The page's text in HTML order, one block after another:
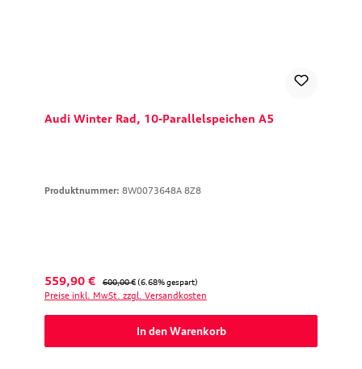
Audi Winter Rad, 10-Parallelspeichen A5
Produktnummer: 8W0073648A 8Z8
Verkaufspreis:
559,90 € Regulärer Preis:
600,00 € (6.68% gespart)
Preise inkl. MwSt. zzgl. Versandkosten
In den Warenkorb